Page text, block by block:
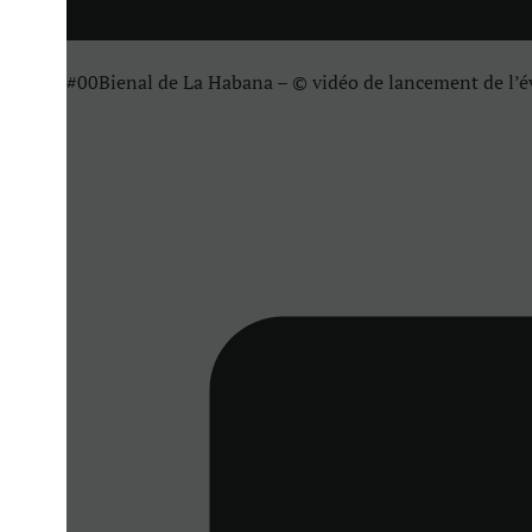
#00Bienal de La Habana – © vidéo de lancement de